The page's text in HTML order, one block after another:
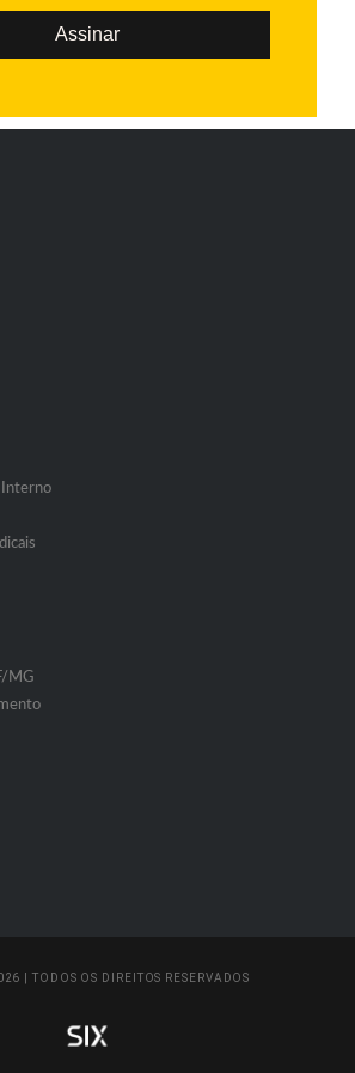
Assinar
Interno
MG
| TODOS OS DIREITOS RESERVADOS